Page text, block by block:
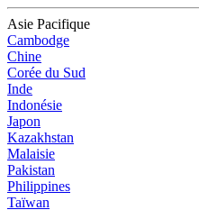
Asie Pacifique
Cambodge
Chine
Corée du Sud
Inde
Indonésie
Japon
Kazakhstan
Malaisie
Pakistan
Philippines
Taïwan